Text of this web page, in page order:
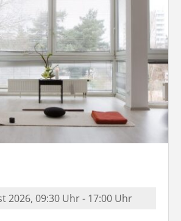
2026, 09:30 Uhr - 17:00 Uhr